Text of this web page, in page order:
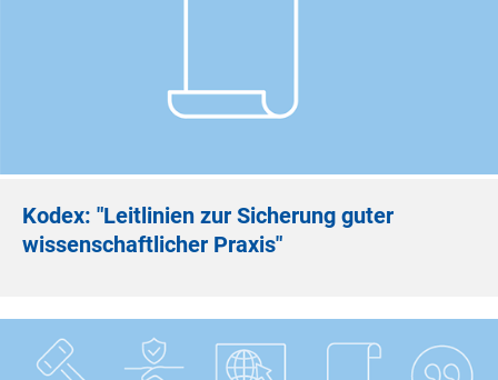
Kodex: "Leitlinien zur Sicherung guter
wissenschaftlicher Praxis"